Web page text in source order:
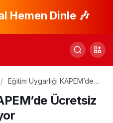
Hemen Dinle 🎶
Eğitim Uygarlığı KAPEM’de
Başlıyor
Ücretsiz
Paylaş